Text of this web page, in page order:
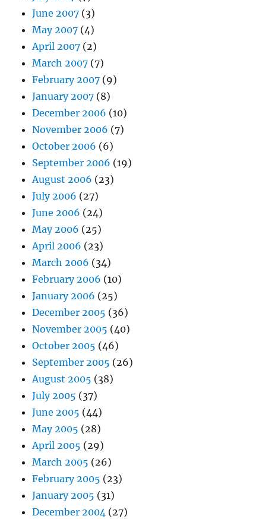
June 2007 (3)
May 2007 (4)
April 2007 (2)
March 2007 (7)
February 2007 (9)
January 2007 (8)
December 2006 (10)
November 2006 (7)
October 2006 (6)
September 2006 (19)
August 2006 (23)
July 2006 (27)
June 2006 (24)
May 2006 (25)
April 2006 (23)
March 2006 (34)
February 2006 (10)
January 2006 (25)
December 2005 (36)
November 2005 (40)
October 2005 (46)
September 2005 (26)
August 2005 (38)
July 2005 (37)
June 2005 (44)
May 2005 (28)
April 2005 (29)
March 2005 (26)
February 2005 (23)
January 2005 (31)
December 2004 (27)